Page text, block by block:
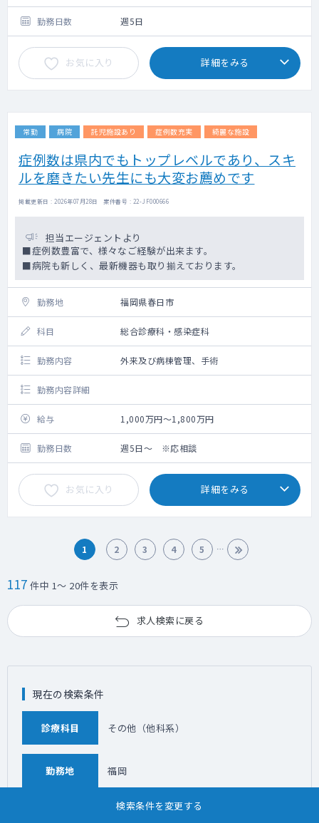
勤務日数 週5日
お気に入り 詳細をみる
常勤 病院 託児施設あり 症例数充実 綺麗な施設
症例数は県内でもトップレベルであり、スキ
ルを磨きたい先生にも大変お薦めです
掲載更新日 : 2026年07月28日 案件番号 : 22-JF000666
担当エージェントより
■症例数豊富で、様々なご経験が出来ます。
■病院も新しく、最新機器も取り揃えております。
勤務地 福岡県春日市
科目 総合診療科・感染症科
勤務内容 外来及び病棟管理、手術
勤務内容詳細
給与 1,000万円～1,800万円
勤務日数 週5日～ ※応相談
お気に入り 詳細をみる
1 2 3 4 5
117 件中 1～ 20件を表示
求人検索に戻る
検索条件を変更する
現在の検索条件
診療科目 その他（他科系）
勤務地 福岡
未入力